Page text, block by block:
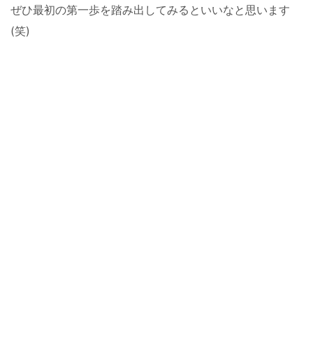
ぜひ最初の第一歩を踏み出してみるといいなと思います
(笑)